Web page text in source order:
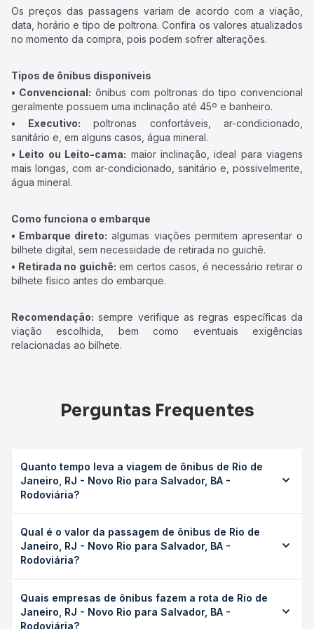
Os preços das passagens variam de acordo com a viação,
data, horário e tipo de poltrona. Confira os valores atualizados
no momento da compra, pois podem sofrer alterações.
Tipos de ônibus disponíveis
• Convencional: ônibus com poltronas do tipo convencional
geralmente possuem uma inclinação até 45º e banheiro.
• Executivo: poltronas confortáveis, ar-condicionado,
sanitário e, em alguns casos, água mineral.
• Leito ou Leito-cama: maior inclinação, ideal para viagens
mais longas, com ar-condicionado, sanitário e, possivelmente,
água mineral.
Como funciona o embarque
• Embarque direto: algumas viações permitem apresentar o
bilhete digital, sem necessidade de retirada no guichê.
• Retirada no guichê: em certos casos, é necessário retirar o
bilhete físico antes do embarque.
Recomendação: sempre verifique as regras específicas da
viação escolhida, bem como eventuais exigências
relacionadas ao bilhete.
Perguntas Frequentes
Quanto tempo leva a viagem de ônibus de Rio de
Janeiro, RJ - Novo Rio para Salvador, BA -
Rodoviária?
Salvador, BA - Rodoviária leva em média 34h 16min,
podendo variar conforme a viação, o tipo de serviço
(convencional, executivo ou leito) e as condições de
desejada.
Qual é o valor da passagem de ônibus de Rio de
Janeiro, RJ - Novo Rio para Salvador, BA -
Rodoviária?
Novo Rio para Salvador, BA - Rodoviária custa em média
R$ 527,95 e varia conforme a data da viagem, a empresa,
Quais empresas de ônibus fazem a rota de Rio de
Janeiro, RJ - Novo Rio para Salvador, BA -
Rodoviária?